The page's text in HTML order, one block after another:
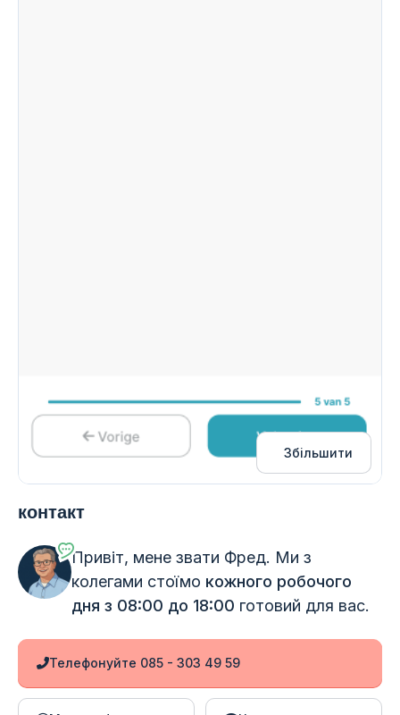
Збільшити
контакт
Привіт, мене звати Фред. Ми з
колегами стоїмо кожного робочого
дня з 08:00 до 18:00 готовий для вас.
Телефонуйте 085 - 303 49 59